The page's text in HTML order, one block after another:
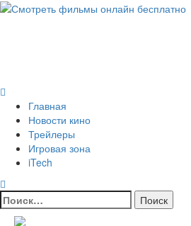
Skip
MenuГлавная
Новости кино
Трейлеры
Игровая зона
iTech
Найти: